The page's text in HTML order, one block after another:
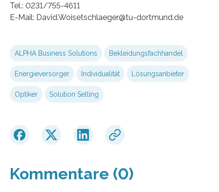
Tel.: 0231/755-4611
E-Mail: David.Woisetschlaeger@tu-dortmund.de
ALPHA Business Solutions Bekleidungsfachhandel
Energieversorger Individualität Lösungsanbieter
Optiker Solution Selling
Kommentare (0)